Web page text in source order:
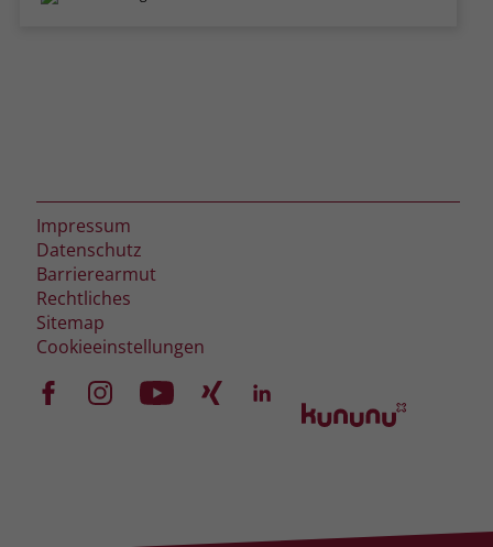
Impressum
Datenschutz
Barrierearmut
Rechtliches
Sitemap
Cookieeinstellungen